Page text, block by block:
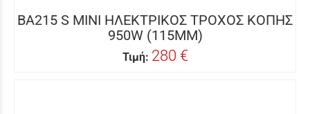
BA215 S MINI ΗΛΕΚΤΡΙΚΟΣ ΤΡΟΧΟΣ ΚΟΠΗΣ
950W (115MM)
Τιμή: 280 €